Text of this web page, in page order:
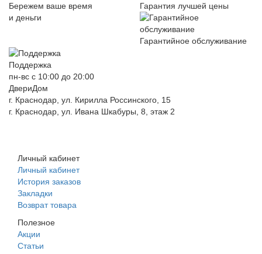
Бережем ваше время
и деньги
Гарантия лучшей цены
Гарантийное обслуживание
Поддержка
пн-вс с 10:00 до 20:00
ДвериДом
г. Краснодар, ул. Кирилла Россинского, 15
г. Краснодар, ул. Ивана Шкабуры, 8, этаж 2
Личный кабинет
Личный кабинет
История заказов
Закладки
Возврат товара
Полезное
Акции
Статьи